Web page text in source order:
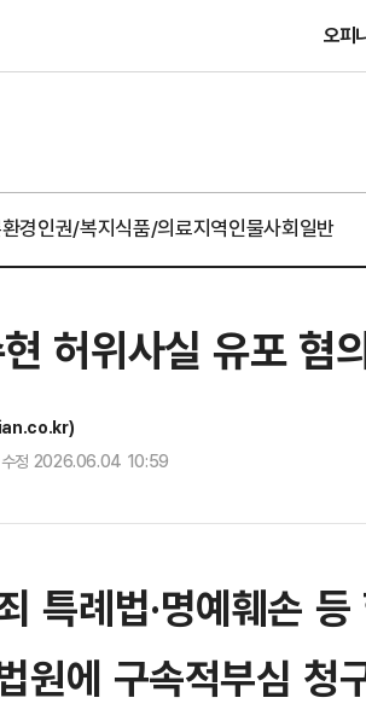
오피
환경인권/복지식품/의료지역인물사회일반
허위사실 유포 혐
정 2026.06.04 10:59
특례법·명예훼손
원에 구속적부심 청